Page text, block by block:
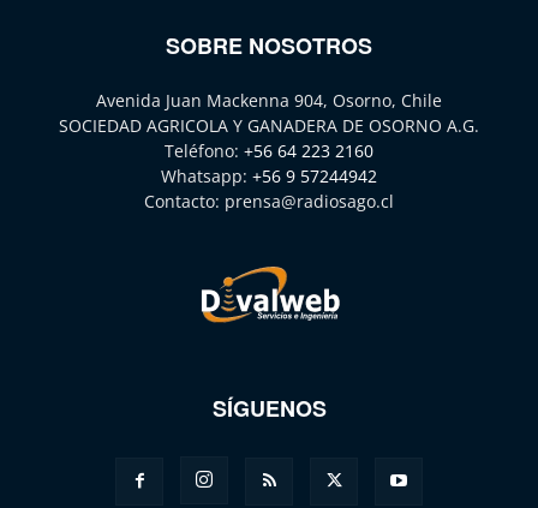
SOBRE NOSOTROS
Avenida Juan Mackenna 904, Osorno, Chile
SOCIEDAD AGRICOLA Y GANADERA DE OSORNO A.G.
Teléfono: +56 64 223 2160
Whatsapp: +56 9 57244942
Contacto: prensa@radiosago.cl
SÍGUENOS